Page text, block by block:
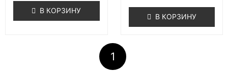
В КОРЗИНУ
В КОРЗИНУ
1